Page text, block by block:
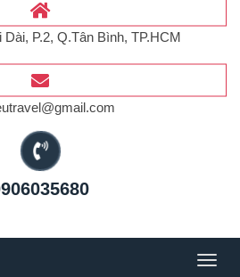
P.2, Q.Tân Bình, TP.HCM
Menu